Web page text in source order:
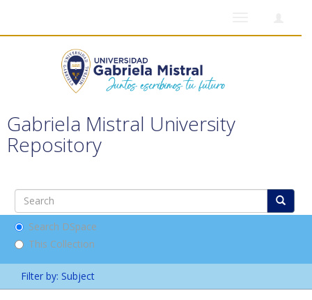
Gabriela Mistral University
Repository
Search DSpace
This Collection
Filter by: Subject